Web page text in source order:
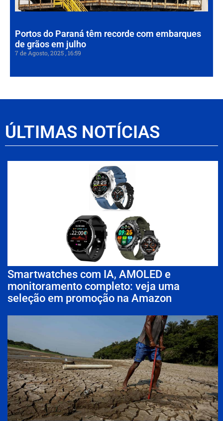
Portos do Paraná têm recorde com embarques
de grãos em julho
7 de Agosto, 2025 16:59
ÚLTIMAS NOTÍCIAS
Smartwatches com IA, AMOLED e
monitoramento completo: veja uma
seleção em promoção na Amazon